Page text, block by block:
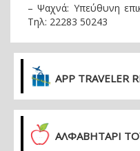
– Ψαχνά: Υπεύθυνη
Τηλ: 22283 50243
APP TRAVELER
ΑΛΦΑΒΗΤΑΡΙ